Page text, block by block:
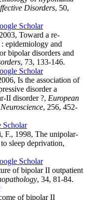
Disorders, 50,
Scholar
Toward a re-
epidemiology and
bipolar disorders and
, 73, 133-146.
Scholar
Is the association of
disorder a
II disorder ?, European
, 256, 452-
Scholar
F., 1998, The unipolar-
sleep deprivation,
Scholar
of bipolar II outpatient
, 34, 81-84.
of bipolar II